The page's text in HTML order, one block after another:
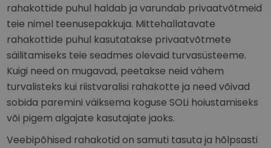
rahakottide puhul haldab ja varundab privaatvõtmeid
teie nimel teenusepakkuja. Mittehallatavate
rahakottide puhul kasutatakse privaatvõtmete
säilitamiseks teie seadmes olevaid turvasüsteeme.
Kuigi need on mugavad, peetakse neid vähem
turvalisteks kui riistvaralisi rahakotte ja need võivad
sobida paremini väiksema koguse SOLi hoiustamiseks
või pigem algajate kasutajate jaoks.
Veebipõhised rahakotid on samuti tasuta ja hõlpsasti